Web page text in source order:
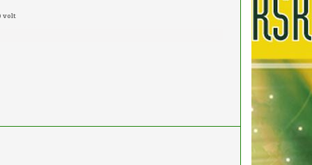
volt